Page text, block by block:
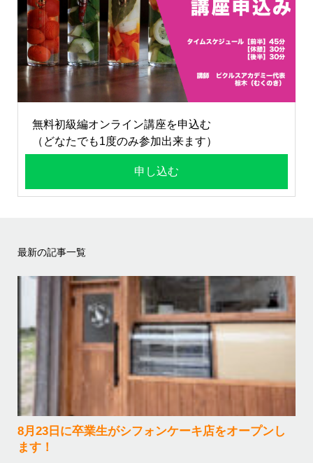
無料初級編オンライン講座を申込む
（どなたでも1度のみ参加出来ます）
申し込む
最新の記事一覧
8月23日に卒業生がシフォンケーキ店をオープンし
ます！